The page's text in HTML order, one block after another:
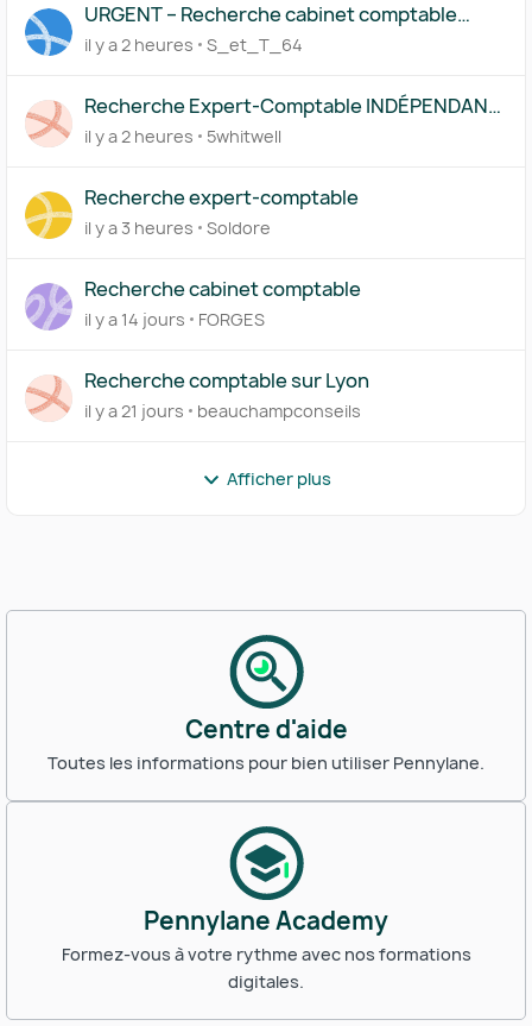
URGENT – Recherche cabinet comptable
Pennylane – Start-up technologique
internationale
il y a 2 heures S_et_T_64
Recherche Expert-Comptable INDÉPENDANT
(Solo) – SARL Para-hôtellerie – Anglais
il y a 2 heures 5whitwell
Recherche expert-comptable
il y a 3 heures Soldore
Recherche cabinet comptable
il y a 14 jours FORGES
Recherche comptable sur Lyon
il y a 21 jours beauchampconseils
Afficher plus
Centre d'aide
Toutes les informations pour bien utiliser Pennylane.
Pennylane Academy
Formez-vous à votre rythme avec nos formations
digitales.